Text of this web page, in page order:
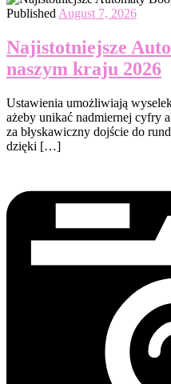
Published August 7, 2026
Najistotniejsze
naszym kraju 2026
Ustawienia umożliwiają
ażeby unikać nadmiernej cyfry
za błyskawiczny dojście do
dzięki […]